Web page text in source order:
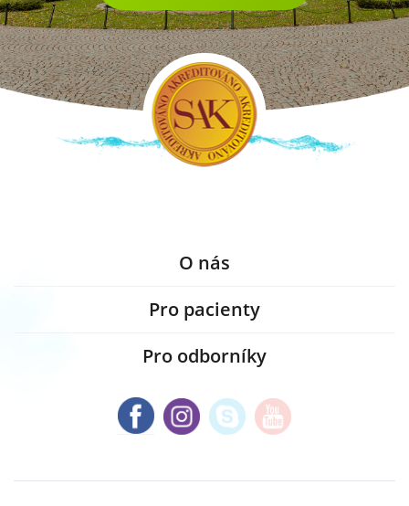
O nás
Pro pacienty
Pro odborníky